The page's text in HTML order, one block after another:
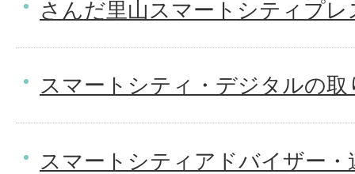
さんだ里山スマートシティプ
スマートシティ・デジタルの取
スマートシティアドバイザー・